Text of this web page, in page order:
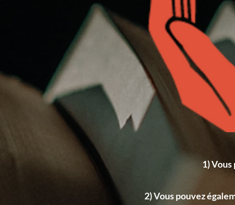
1)
2) Vous pouvez